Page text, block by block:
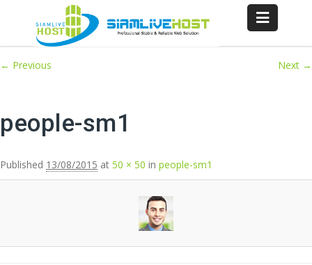
Image navigation
← Previous Next →
people-sm1
Published 13/08/2015 at 50 × 50 in people-sm1